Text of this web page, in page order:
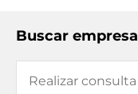
Buscar empresa